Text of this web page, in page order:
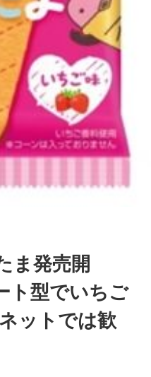
ま発売開
ト型でいちご
ットでは歓